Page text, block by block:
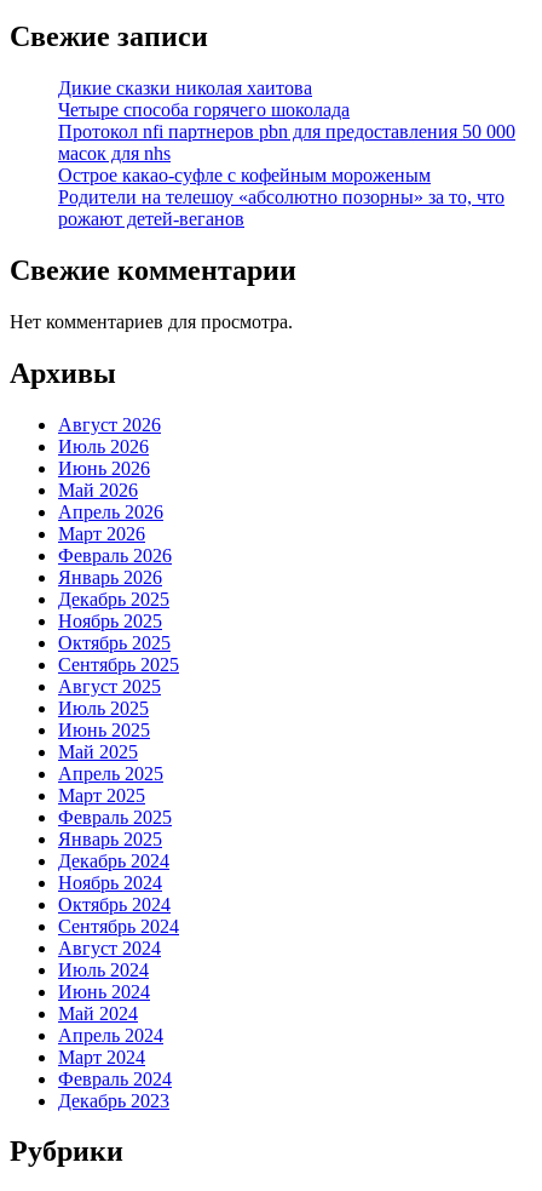
Свежие записи
Дикие сказки николая хаитова
Четыре способа горячего шоколада
Протокол nfi партнеров pbn для предоставления 50 000
масок для nhs
Острое какао-суфле с кофейным мороженым
Родители на телешоу «абсолютно позорны» за то, что
рожают детей-веганов
Свежие комментарии
Нет комментариев для просмотра.
Архивы
Август 2026
Июль 2026
Июнь 2026
Май 2026
Апрель 2026
Март 2026
Февраль 2026
Январь 2026
Декабрь 2025
Ноябрь 2025
Октябрь 2025
Сентябрь 2025
Август 2025
Июль 2025
Июнь 2025
Май 2025
Апрель 2025
Март 2025
Февраль 2025
Январь 2025
Декабрь 2024
Ноябрь 2024
Октябрь 2024
Сентябрь 2024
Август 2024
Июль 2024
Июнь 2024
Май 2024
Апрель 2024
Март 2024
Февраль 2024
Декабрь 2023
Рубрики